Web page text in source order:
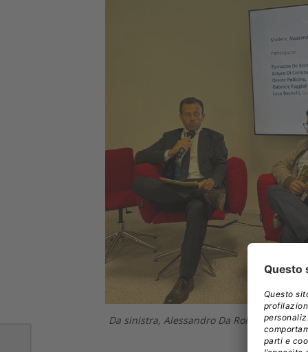
Da sinistra, Alessandro Da Rold, Arturo Di